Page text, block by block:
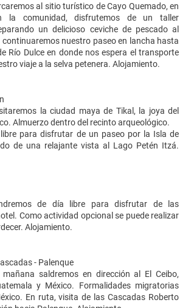
al sitio turístico de Cayo Quemado, en
la comunidad, disfrutemos de un taller
un delicioso ceviche de pescado al
continuaremos nuestro paseo en lancha hasta
Río Dulce en donde nos espera el transporte
viaje a la selva petenera. Alojamiento.
la ciudad maya de Tikal, la joya del
Almuerzo dentro del recinto arqueológico.
para disfrutar de un paseo por la Isla de
de una relajante vista al Lago Petén Itzá.
de día libre para disfrutar de las
Como actividad opcional se puede realizar
Alojamiento.
- Palenque
saldremos en dirección al El Ceibo,
y México. Formalidades migratorias
En ruta, visita de las Cascadas Roberto